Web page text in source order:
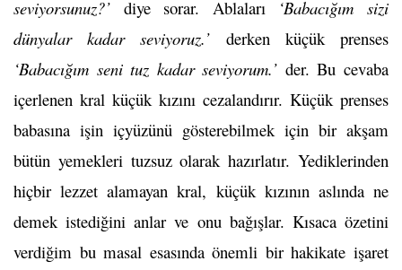
seviyorsunuz?’ diye sorar. Ablaları
‘Babacığım sizi
dünyalar kadar seviyoruz.’ derken küçük prenses
‘Babacığım seni tuz kadar seviyorum.’ der. Bu cevaba
içerlenen kral küçük kızını cezalandırır. Küçük prenses
babasına işin içyüzünü gösterebilmek için bir akşam
bütün yemekleri tuzsuz olarak hazırlatır. Yediklerinden
hiçbir lezzet alamayan kral, küçük kızının aslında ne
demek istediğini anlar ve onu bağışlar. Kısaca özetini
verdiğim bu masal esasında önemli bir hakikate işaret